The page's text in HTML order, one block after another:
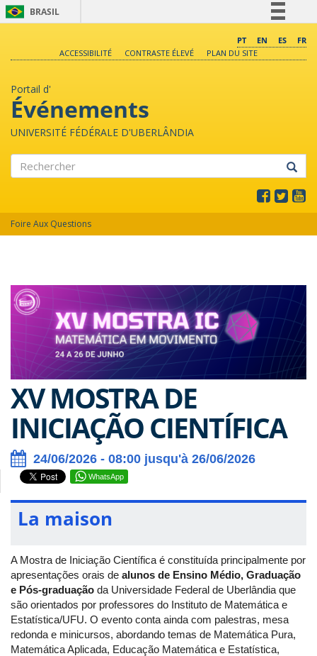
BRASIL
Comunica BR
PT EN ES
FR
ACCESSIBILITÉ
CONTRASTE ÉLEVÉ PLAN DU SITE
Portail d'
Événements
UNIVERSITÉ FÉDÉRALE D'UBERLÂNDIA
Foire Aux Questions
XV MOSTRA DE
INICIAÇÃO CIENTÍFICA
24/06/2026 - 08:00 jusqu'à 26/06/2026
WhatsApp
La maison
A Mostra de Iniciação Científica é constituída principalmente por
apresentações orais de alunos de Ensino Médio, Graduação
e Pós-graduação da Universidade Federal de Uberlândia que
são orientados por professores do Instituto de Matemática e
Estatística/UFU. O evento conta ainda com palestras, mesa
redonda e minicursos, abordando temas de Matemática Pura,
Matemática Aplicada, Educação Matemática e Estatística,